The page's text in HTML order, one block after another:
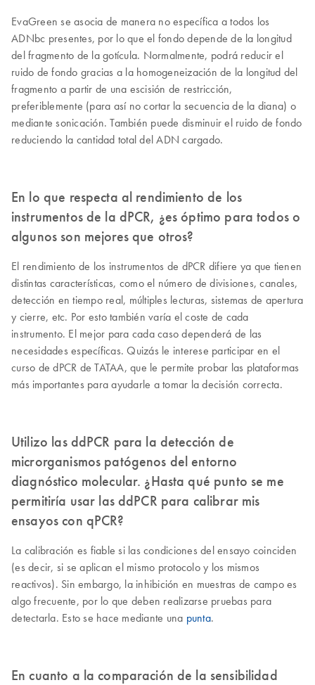
EvaGreen se asocia de manera no específica a todos los
ADNbc presentes, por lo que el fondo depende de la longitud
del fragmento de la gotícula. Normalmente, podrá reducir el
ruido de fondo gracias a la homogeneización de la longitud del
fragmento a partir de una escisión de restricción,
preferiblemente (para así no cortar la secuencia de la diana) o
mediante sonicación. También puede disminuir el ruido de fondo
reduciendo la cantidad total del ADN cargado.
En lo que respecta al rendimiento de los
instrumentos de la dPCR, ¿es óptimo para todos o
algunos son mejores que otros?
El rendimiento de los instrumentos de dPCR difiere ya que tienen
distintas características, como el número de divisiones, canales,
detección en tiempo real, múltiples lecturas, sistemas de apertura
y cierre, etc. Por esto también varía el coste de cada
instrumento. El mejor para cada caso dependerá de las
necesidades específicas. Quizás le interese participar en el
curso de dPCR de TATAA, que le permite probar las plataformas
más importantes para ayudarle a tomar la decisión correcta.
Utilizo las ddPCR para la detección de
microrganismos patógenos del entorno
diagnóstico molecular. ¿Hasta qué punto se me
permitiría usar las ddPCR para calibrar mis
ensayos con qPCR?
La calibración es fiable si las condiciones del ensayo coinciden
(es decir, si se aplican el mismo protocolo y los mismos
reactivos). Sin embargo, la inhibición en muestras de campo es
algo frecuente, por lo que deben realizarse pruebas para
detectarla. Esto se hace mediante una punta.
En cuanto a la comparación de la sensibilidad